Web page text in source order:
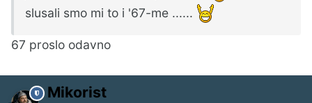
slusali smo mi to i '67-me ......
67 proslo odavno
Mikorist